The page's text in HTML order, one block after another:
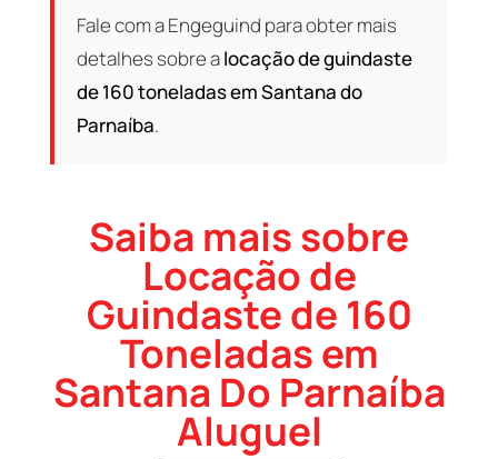
Fale com a Engeguind para obter mais
detalhes sobre alocação de guindaste
de 160 toneladas em Santana do
Parnaíba.
Saiba mais sobre
Locação de
Guindaste de 160
Toneladas em
Santana Do Parnaíba
Aluguel